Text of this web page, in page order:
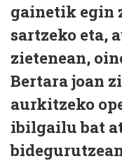
gainetik egin
sartzeko eta,
zietenean,
Bertara joan
aurkitzeko
ibilgailu bat